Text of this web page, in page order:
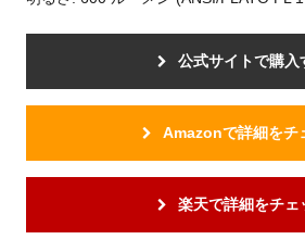
公式サイトで購入
Amazonで詳細をチ
楽天で詳細をチェ